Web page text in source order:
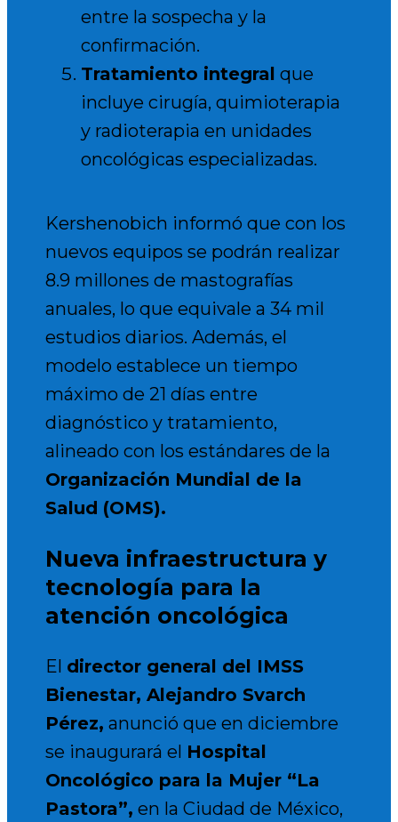
entre la sospecha y la
confirmación.
Tratamiento integral que
incluye cirugía, quimioterapia
y radioterapia en unidades
oncológicas especializadas.
Kershenobich informó que con los
nuevos equipos se podrán realizar
8.9 millones de mastografías
anuales, lo que equivale a 34 mil
estudios diarios. Además, el
modelo establece un tiempo
máximo de 21 días entre
diagnóstico y tratamiento,
alineado con los estándares de la
Organización Mundial de la
Salud (OMS).
Nueva infraestructura y
tecnología para la
atención oncológica
El director general del IMSS
Bienestar, Alejandro Svarch
Pérez, anunció que en diciembre
se inaugurará el Hospital
Oncológico para la Mujer “La
Pastora”, en la Ciudad de México,